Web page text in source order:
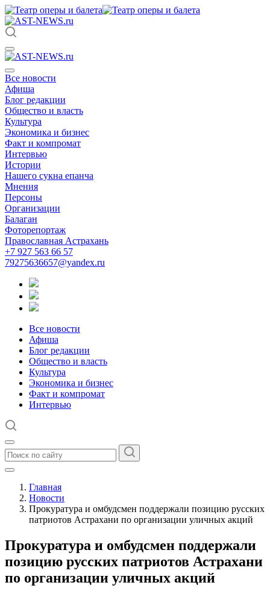
Все новости
Афиша
Блог редакции
Общество и власть
Культура
Экономика и бизнес
Факт и компромат
Интервью
Истории
Нашего сукна епанча
Мнения
Персоны
Организации
Балаган
Фоторепортаж
Православная Астрахань
+7 927 563 66 57
79275636657@yandex.ru
Все новости
Афиша
Блог редакции
Общество и власть
Культура
Экономика и бизнес
Факт и компромат
Интервью
Главная
Новости
Прокуратура и омбудсмен поддержали позицию русских
патриотов Астрахани по организации уличных акций
Прокуратура и омбудсмен поддержали
позицию русских патриотов Астрахани
по организации уличных акций